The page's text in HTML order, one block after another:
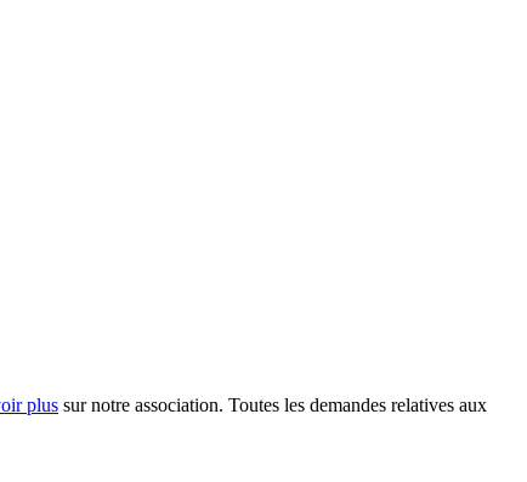
plus sur notre association. Toutes les demandes relatives aux